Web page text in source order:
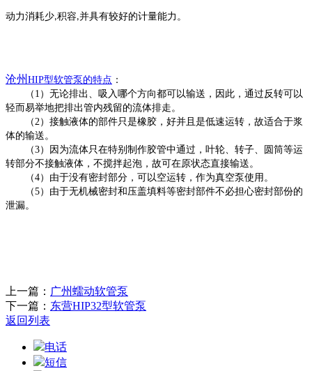
动力消耗少,积容,并具有较好的计量能力。
沧州 HIP型软管泵 的特点 ：
（ 1）无论排出、吸入哪个方向都可以输送，因此，通过反转可以
轻而易举地把排出管内残留的流体排走。
（2）接触液体的部件只是橡胶，好并且是低速运转，故适合于浆
体的输送。
（3）因为流体只在特别制作胶管中通过，叶轮、转子、圆筒等运
转部分不接触液体，不搅拌起泡，故可在原状态直接输送。
（4）由于没有密封部分，可以空运转，作为真空泵使用。
（5）由于无机械密封和压盖填料等密封部件不必担心密封部份的
泄漏。
上一篇： 广州蠕动软管泵
下一篇： 东营HIP32型软管泵
返回列表
电话
短信